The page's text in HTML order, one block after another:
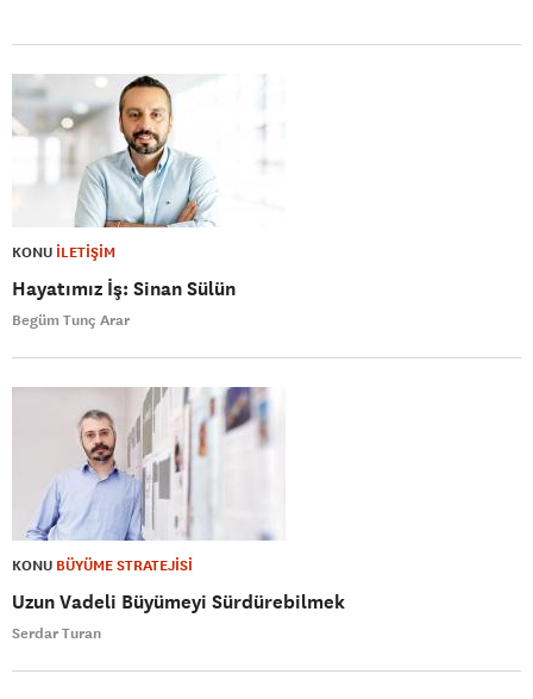
KONU İLETİŞİM
Hayatımız İş: Sinan Sülün
Begüm Tunç Arar
KONU BÜYÜME STRATEJİSİ
Uzun Vadeli Büyümeyi Sürdürebilmek
Serdar Turan